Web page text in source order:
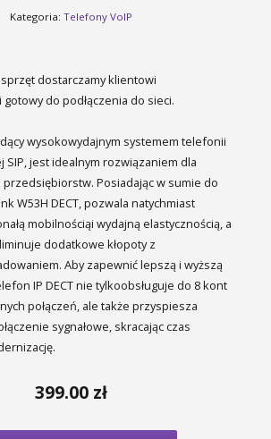
Kategoria: Telefony VoIP
dostarczamy klientowi
do podłączenia do sieci.
wysokowydajnym systemem telefonii
jest idealnym rozwiązaniem dla
przedsiębiorstw. Posiadając w sumie do
W53H DECT, pozwala natychmiast
mobilnościąi wydajną elastycznością, a
dodatkowe kłopoty z
Aby zapewnić lepszą i wyższą
IP DECT nie tylkoobsługuje do 8 kont
połączeń, ale także przyspiesza
sygnałowe, skracając czas
399.00 zł